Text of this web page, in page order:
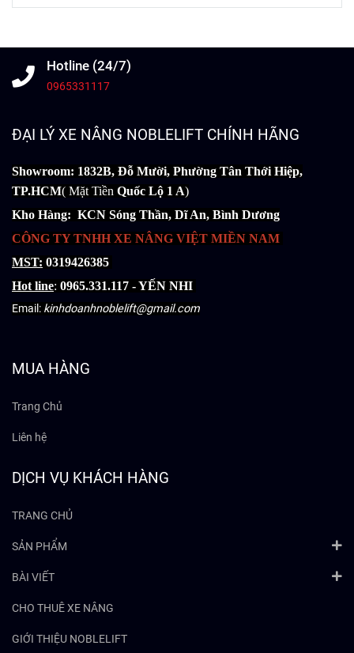
Hotline (24/7)
0965331117
ĐẠI LÝ XE NÂNG NOBLELIFT CHÍNH HÃNG
Showroom: 1832B, Đỗ Mười, Phường Tân Thới Hiệp,
TP.HCM( Mặt Tiền Quốc Lộ 1 A)
Kho Hàng: KCN Sóng Thần, Dĩ An, Bình Dương
CÔNG TY TNHH XE NÂNG VIỆT MIỀN NAM
MST: 0319426385
Hot line: 0965.331.117 - YẾN NHI
Email: kinhdoanhnoblelift@gmail.com
MUA HÀNG
Trang Chủ
Liên hệ
DỊCH VỤ KHÁCH HÀNG
TRANG CHỦ
SẢN PHẨM
BÀI VIẾT
CHO THUÊ XE NÂNG
GIỚI THIỆU NOBLELIFT